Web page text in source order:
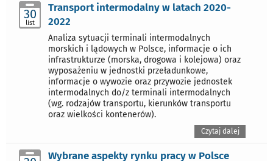
30
list
Transport intermodalny w latach 2020-
2022
Analiza sytuacji terminali intermodalnych
morskich i lądowych w Polsce, informacje o ich
infrastrukturze (morska, drogowa i kolejowa) oraz
wyposażeniu w jednostki przeładunkowe,
informacje o wywozie oraz przywozie jednostek
intermodalnych do/z terminali intermodalnych
(wg. rodzajów transportu, kierunków transportu
oraz wielkości kontenerów).
Czytaj dalej
Wybrane aspekty rynku pracy w Polsce